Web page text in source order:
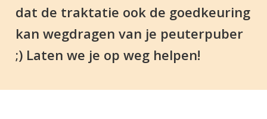
dat de traktatie ook de goedkeuring
kan wegdragen van je peuterpuber
;) Laten we je op weg helpen!